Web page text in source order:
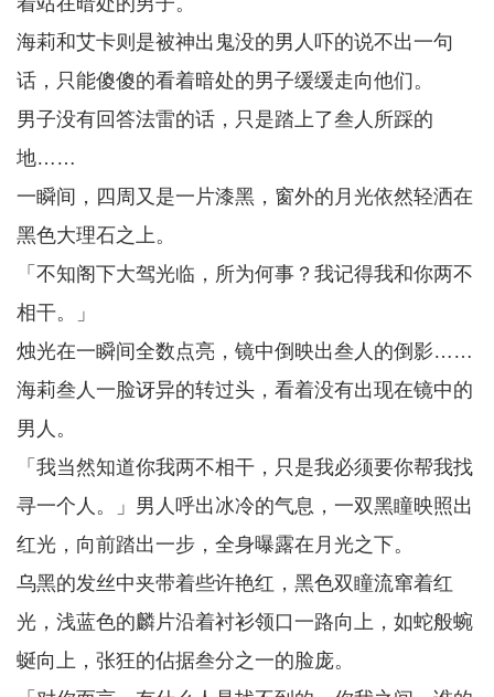
海莉和艾卡则是被神出鬼没的男人吓的说不出一句
话，只能傻傻的看着暗处的男子缓缓走向他们。
男子没有回答法雷的话，只是踏上了叁人所踩的
地……
一瞬间，四周又是一片漆黑，窗外的月光依然轻洒在
黑色大理石之上。
「不知阁下大驾光临，所为何事？我记得我和你两不
相干。」
烛光在一瞬间全数点亮，镜中倒映出叁人的倒影……
海莉叁人一脸讶异的转过头，看着没有出现在镜中的
男人。
「我当然知道你我两不相干，只是我必须要你帮我找
寻一个人。」男人呼出冰冷的气息，一双黑瞳映照出
红光，向前踏出一步，全身曝露在月光之下。
乌黑的发丝中夹带着些许艳红，黑色双瞳流窜着红
光，浅蓝色的麟片沿着衬衫领口一路向上，如蛇般蜿
蜒向上，张狂的佔据叁分之一的脸庞。